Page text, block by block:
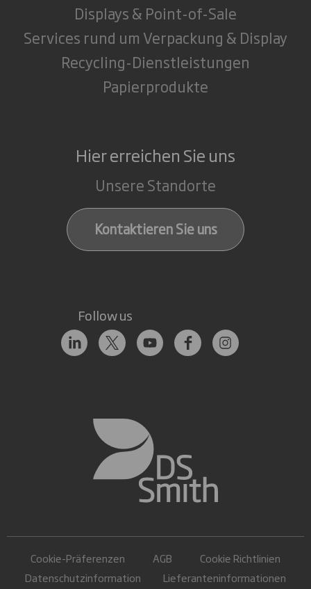
Displays & Point-of-Sale
Services rund um Verpackung & Display
Recycling-Dienstleistungen
Papierprodukte
Hier erreichen Sie uns
Unsere Standorte
Kontaktieren Sie uns
Follow us
Cookie-Präferenzen AGB
Cookie Richtlinien
Datenschutzinformation
Lieferanteninformationen